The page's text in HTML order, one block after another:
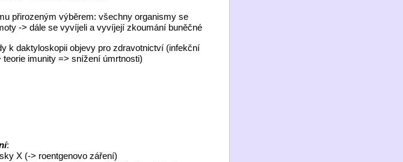
přirozeným výběrem: všechny organismy se
-> dále se vyvíjeli a vyvíjejí zkoumání buněčné
k daktyloskopii objevy pro zdravotnictví (infekční
teorie imunity => snížení úmrtnosti)
:
X (-> roentgenovo záření)